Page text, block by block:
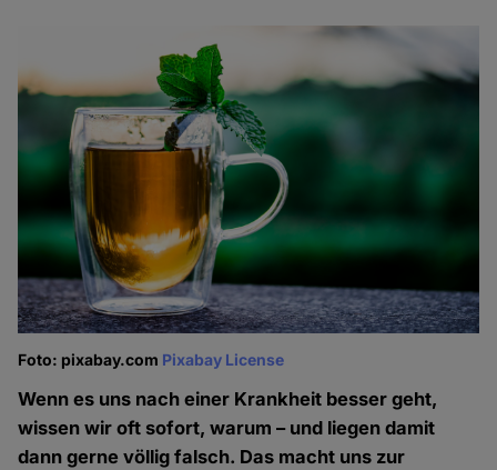
Foto: pixabay.com Pixabay License
Wenn es uns nach einer Krankheit besser geht,
wissen wir oft sofort, warum – und liegen damit
dann gerne völlig falsch. Das macht uns zur